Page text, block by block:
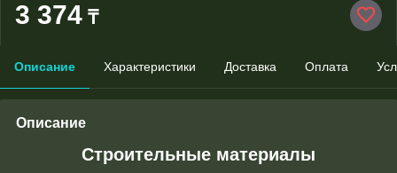
3 374 ₸
Описание Характеристики Доставка Оплата
Описание
Строительные материалы